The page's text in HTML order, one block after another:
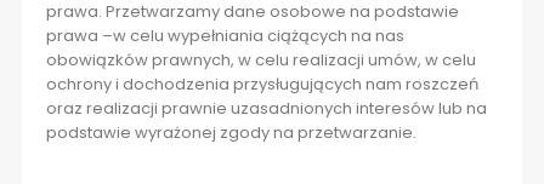
prawa. Przetwarzamy dane osobowe na podstawie
prawa –w celu wypełniania ciążących na nas
obowiązków prawnych, w celu realizacji umów, w celu
ochrony i dochodzenia przysługujących nam roszczeń
oraz realizacji prawnie uzasadnionych interesów lub na
podstawie wyrażonej zgody na przetwarzanie.